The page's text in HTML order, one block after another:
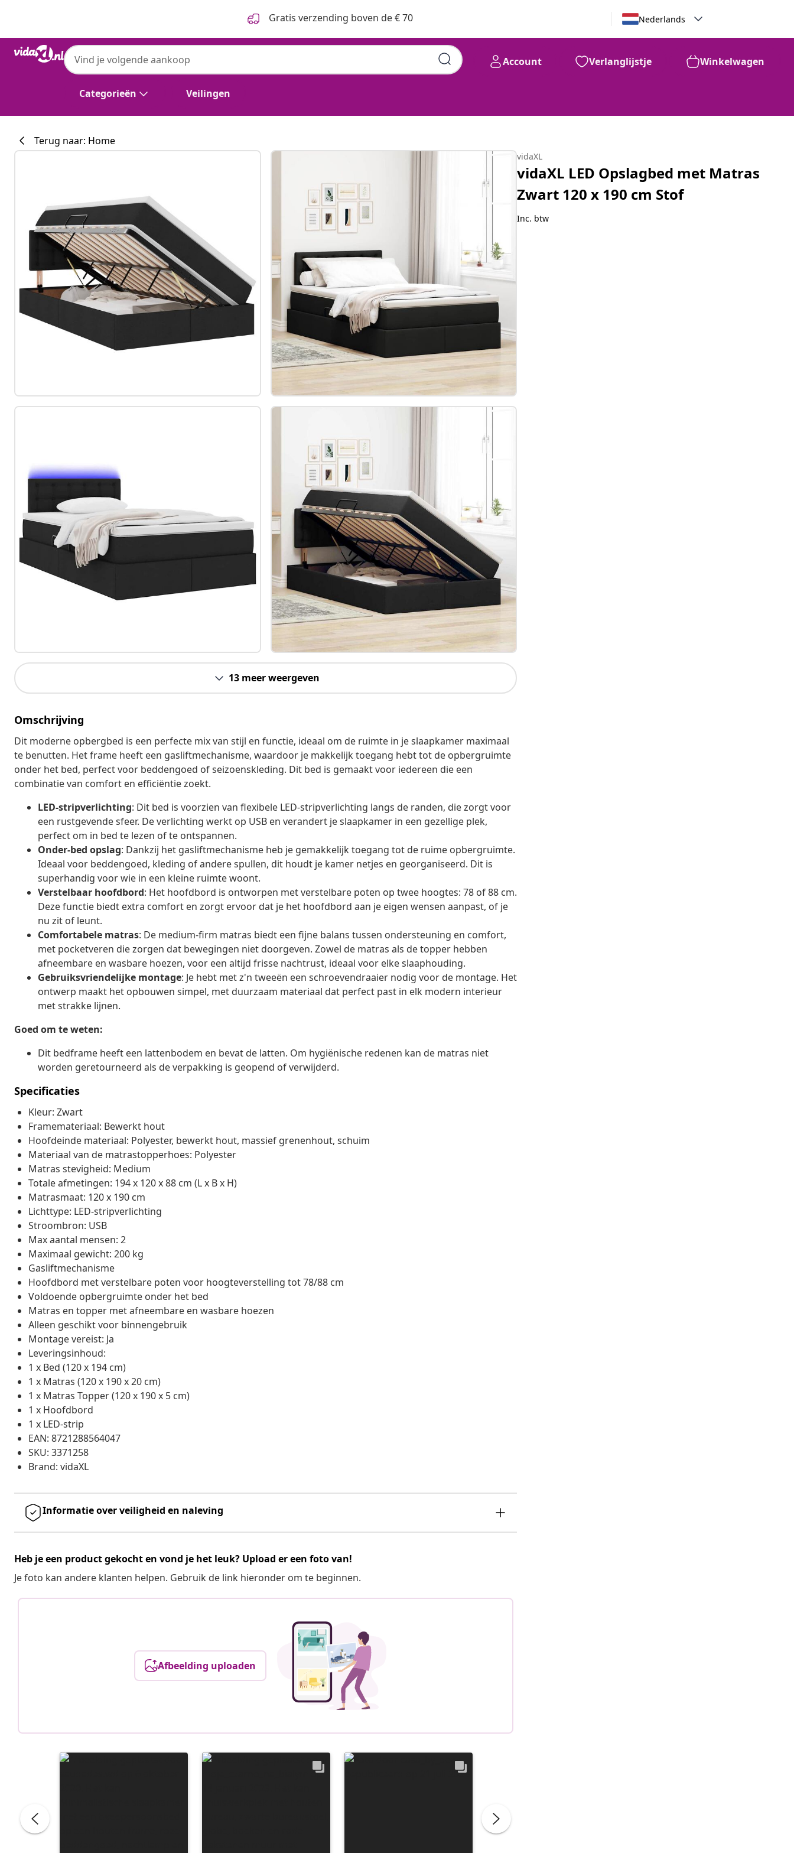
Gratis verzending boven de € 70 Nederlands
Categorieën Veilingen
Account Verlanglijstje Winkelwagen
vidaXL
Terug naar: Home
13 meer weergeven
Omschrijving
Dit moderne opbergbed is een perfecte mix van stijl en functie, ideaal om de ruimte in je slaapkamer maximaal
te benutten. Het frame heeft een gasliftmechanisme, waardoor je makkelijk toegang hebt tot de opbergruimte
onder het bed, perfect voor beddengoed of seizoenskleding. Dit bed is gemaakt voor iedereen die een
combinatie van comfort en efficiëntie zoekt.
LED-stripverlichting: Dit bed is voorzien van flexibele LED-stripverlichting langs de randen, die zorgt voor
een rustgevende sfeer. De verlichting werkt op USB en verandert je slaapkamer in een gezellige plek,
perfect om in bed te lezen of te ontspannen.
Onder-bed opslag: Dankzij het gasliftmechanisme heb je gemakkelijk toegang tot de ruime opbergruimte.
Ideaal voor beddengoed, kleding of andere spullen, dit houdt je kamer netjes en georganiseerd. Dit is
superhandig voor wie in een kleine ruimte woont.
Verstelbaar hoofdbord: Het hoofdbord is ontworpen met verstelbare poten op twee hoogtes: 78 of 88 cm.
Deze functie biedt extra comfort en zorgt ervoor dat je het hoofdbord aan je eigen wensen aanpast, of je
nu zit of leunt.
Comfortabele matras: De medium-firm matras biedt een fijne balans tussen ondersteuning en comfort,
met pocketveren die zorgen dat bewegingen niet doorgeven. Zowel de matras als de topper hebben
afneembare en wasbare hoezen, voor een altijd frisse nachtrust, ideaal voor elke slaaphouding.
Gebruiksvriendelijke montage: Je hebt met z'n tweeën een schroevendraaier nodig voor de montage. Het
ontwerp maakt het opbouwen simpel, met duurzaam materiaal dat perfect past in elk modern interieur
met strakke lijnen.
Goed om te weten:
Dit bedframe heeft een lattenbodem en bevat de latten. Om hygiënische redenen kan de matras niet
worden geretourneerd als de verpakking is geopend of verwijderd.
Specificaties
Kleur: Zwart
Framemateriaal: Bewerkt hout
Hoofdeinde materiaal: Polyester, bewerkt hout, massief grenenhout, schuim
Materiaal van de matrastopperhoes: Polyester
Matras stevigheid: Medium
Totale afmetingen: 194 x 120 x 88 cm (L x B x H)
Matrasmaat: 120 x 190 cm
Lichttype: LED-stripverlichting
Stroombron: USB
Max aantal mensen: 2
Maximaal gewicht: 200 kg
Gasliftmechanisme
Hoofdbord met verstelbare poten voor hoogteverstelling tot 78/88 cm
Voldoende opbergruimte onder het bed
Matras en topper met afneembare en wasbare hoezen
Alleen geschikt voor binnengebruik
Montage vereist: Ja
Leveringsinhoud:
1 x Bed (120 x 194 cm)
1 x Matras (120 x 190 x 20 cm)
1 x Matras Topper (120 x 190 x 5 cm)
1 x Hoofdbord
1 x LED-strip
EAN: 8721288564047
SKU: 3371258
Brand: vidaXL
Informatie over veiligheid en naleving
Heb je een product gekocht en vond je het leuk? Upload er een foto van!
Je foto kan andere klanten helpen. Gebruik de link hieronder om te beginnen.
Afbeelding uploaden
vidaXL
vidaXL LED Opslagbed met Matras
Zwart 120 x 190 cm Stof
Inc. btw